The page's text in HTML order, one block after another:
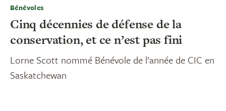
Bénévoles
Cinq décennies de défense de la
conservation, et ce n’est pas fini
Lorne Scott nommé Bénévole de l’année de CIC en
Saskatchewan